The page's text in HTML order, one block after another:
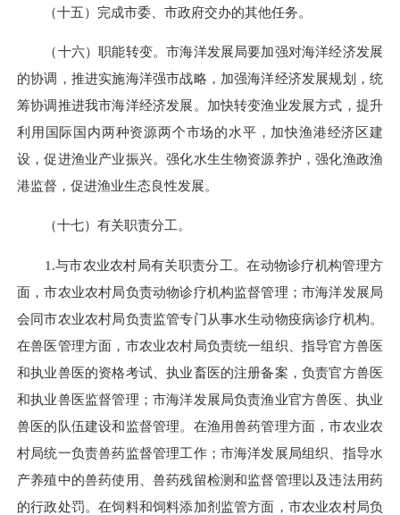
（十五）完成市委、市政府交办的其他任务。
（十六）职能转变。市海洋发展局要加强对海洋经济发展
的协调，推进实施海洋强市战略，加强海洋经济发展规划，统
筹协调推进我市海洋经济发展。加快转变渔业发展方式，提升
利用国际国内两种资源两个市场的水平，加快渔港经济区建
设，促进渔业产业振兴。强化水生生物资源养护，强化渔政渔
港监督，促进渔业生态良性发展。
（十七）有关职责分工。
1.与市农业农村局有关职责分工。在动物诊疗机构管理方
面，市农业农村局负责动物诊疗机构监督管理；市海洋发展局
会同市农业农村局负责监管专门从事水生动物疫病诊疗机构。
在兽医管理方面，市农业农村局负责统一组织、指导官方兽医
和执业兽医的资格考试、执业畜医的注册备案，负责官方兽医
和执业兽医监督管理；市海洋发展局负责渔业官方兽医、执业
兽医的队伍建设和监督管理。在渔用兽药管理方面，市农业农
村局统一负责兽药监督管理工作；市海洋发展局组织、指导水
产养殖中的兽药使用、兽药残留检测和监督管理以及违法用药
的行政处罚。在饲料和饲料添加剂监管方面，市农业农村局负